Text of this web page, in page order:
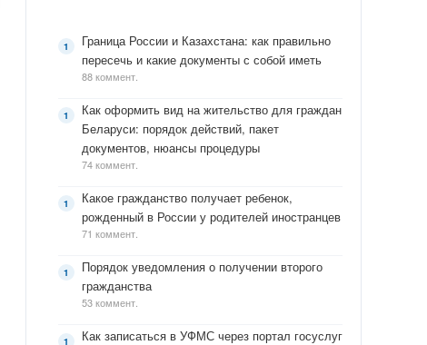
Граница России и Казахстана: как правильно
пересечь и какие документы с собой иметь
88 коммент.
Как оформить вид на жительство для граждан
Беларуси: порядок действий, пакет
документов, нюансы процедуры
74 коммент.
Какое гражданство получает ребенок,
рожденный в России у родителей иностранцев
71 коммент.
Порядок уведомления о получении второго
гражданства
53 коммент.
Как записаться в УФМС через портал госуслуг